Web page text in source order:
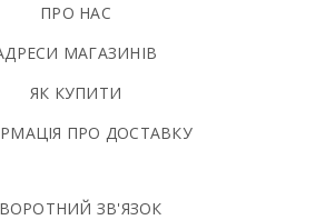
ПРО НАС
МАГАЗИНІВ
ЯК КУПИТИ
ПРО ДОСТАВКУ
ЗВ'ЯЗОК